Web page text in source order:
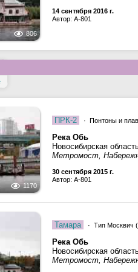
806
14 сентября 2016 г.
Автор: A-801
1170
ПРК-2 · Понтоны и
Река Обь
Новосибирская
Метромост,
30 сентября 2015 г.
Автор: A-801
Тамара · Тип Москвич
Река Обь
Новосибирская
Метромост,